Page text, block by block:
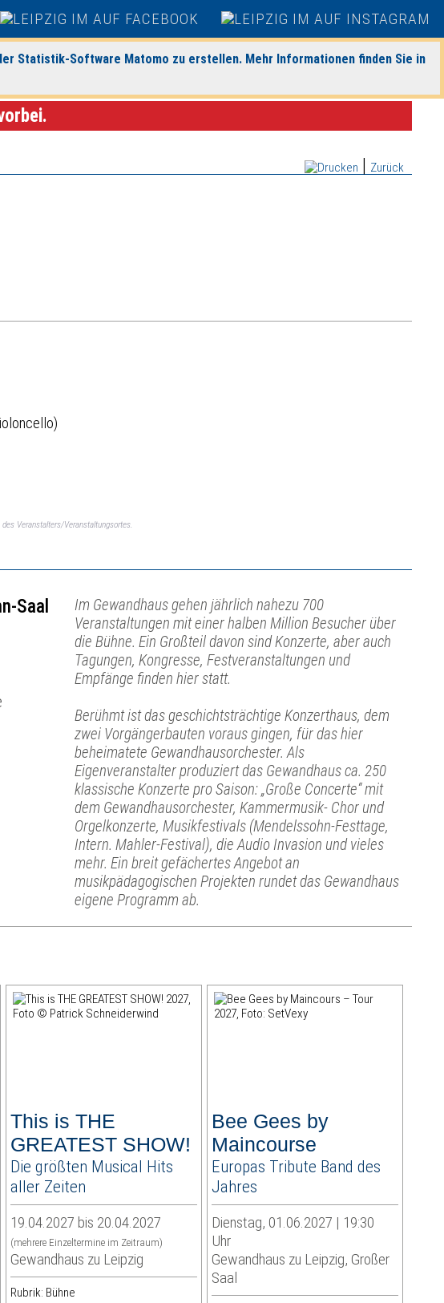
Statistik-Software Matomo zu erstellen. Mehr Informationen finden Sie in
Zurück
Veranstalters/Veranstaltungsortes.
Saal
Im Gewandhaus gehen jährlich nahezu 700
Veranstaltungen mit einer halben Million Besucher über
die Bühne. Ein Großteil davon sind Konzerte, aber auch
Tagungen, Kongresse, Festveranstaltungen und
Empfänge finden hier statt.
Berühmt ist das geschichtsträchtige Konzerthaus, dem
zwei Vorgängerbauten voraus gingen, für das hier
beheimatete Gewandhausorchester. Als
Eigenveranstalter produziert das Gewandhaus ca. 250
klassische Konzerte pro Saison: „Große Concerte“ mit
dem Gewandhausorchester, Kammermusik- Chor und
Orgelkonzerte, Musikfestivals (Mendelssohn-Festtage,
Intern. Mahler-Festival), die Audio Invasion und vieles
mehr. Ein breit gefächertes Angebot an
musikpädagogischen Projekten rundet das Gewandhaus
eigene Programm ab.
This is THE
GREATEST SHOW!
Die größten Musical Hits
aller Zeiten
19.04.2027 bis 20.04.2027
(mehrere Einzeltermine im Zeitraum)
Gewandhaus zu Leipzig
Rubrik: Bühne
Bee Gees by
Maincourse
Europas Tribute Band des
Jahres
Dienstag, 01.06.2027 | 19:30
Uhr
Gewandhaus zu Leipzig, Großer
Saal